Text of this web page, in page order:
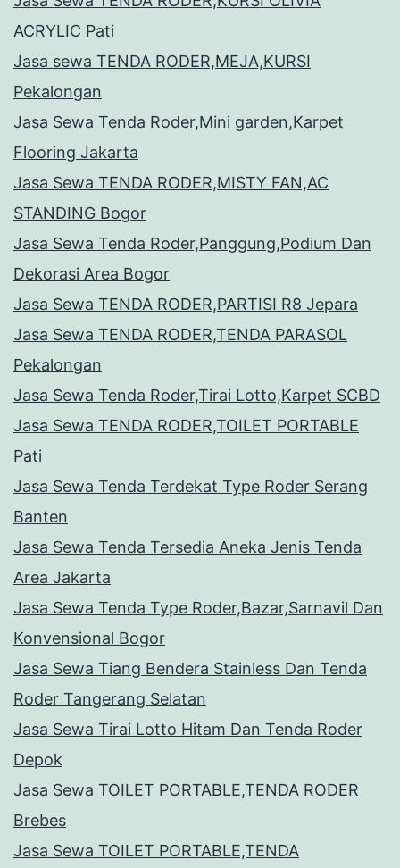
ACRYLIC Pati
Jasa sewa TENDA RODER,MEJA,KURSI
Pekalongan
Jasa Sewa Tenda Roder,Mini garden,Karpet
Flooring Jakarta
Jasa Sewa TENDA RODER,MISTY FAN,AC
STANDING Bogor
Jasa Sewa Tenda Roder,Panggung,Podium Dan
Dekorasi Area Bogor
Jasa Sewa TENDA RODER,PARTISI R8 Jepara
Jasa Sewa TENDA RODER,TENDA PARASOL
Pekalongan
Jasa Sewa Tenda Roder,Tirai Lotto,Karpet SCBD
Jasa Sewa TENDA RODER,TOILET PORTABLE
Pati
Jasa Sewa Tenda Terdekat Type Roder Serang
Banten
Jasa Sewa Tenda Tersedia Aneka Jenis Tenda
Area Jakarta
Jasa Sewa Tenda Type Roder,Bazar,Sarnavil Dan
Konvensional Bogor
Jasa Sewa Tiang Bendera Stainless Dan Tenda
Roder Tangerang Selatan
Jasa Sewa Tirai Lotto Hitam Dan Tenda Roder
Depok
Jasa Sewa TOILET PORTABLE,TENDA RODER
Brebes
Jasa Sewa TOILET PORTABLE,TENDA